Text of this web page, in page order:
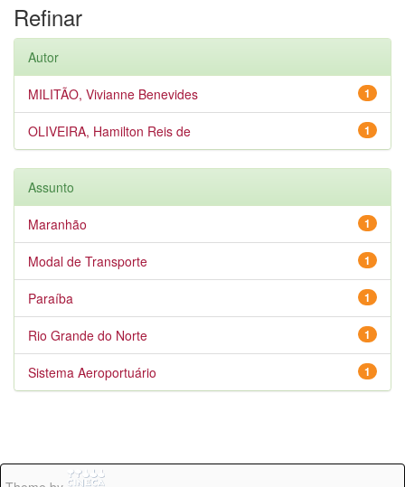
Refinar
Autor
1
MILITÃO, Vivianne Benevides
1
OLIVEIRA, Hamilton Reis de
Assunto
1
Maranhão
1
Modal de Transporte
1
Paraíba
1
Rio Grande do Norte
1
Sistema Aeroportuário